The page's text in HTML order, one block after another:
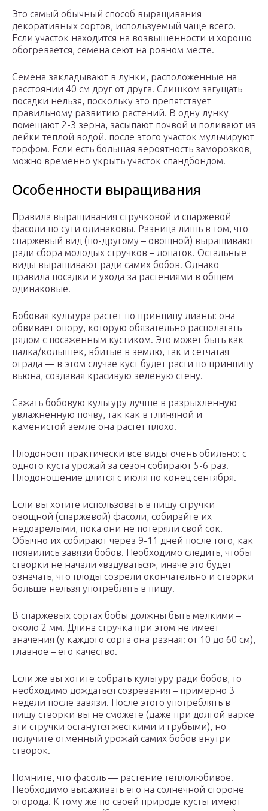
Это самый обычный способ выращивания
декоративных сортов, используемый чаще всего.
Если участок находится на возвышенности и хорошо
обогревается, семена сеют на ровном месте.
Семена закладывают в лунки, расположенные на
расстоянии 40 см друг от друга. Слишком загущать
посадки нельзя, поскольку это препятствует
правильному развитию растений. В одну лунку
помещают 2-3 зерна, засыпают почвой и поливают из
лейки теплой водой. после этого участок мульчируют
торфом. Если есть большая вероятность заморозков,
можно временно укрыть участок спандбондом.
Особенности выращивания
Правила выращивания стручковой и спаржевой
фасоли по сути одинаковы. Разница лишь в том, что
спаржевый вид (по-другому – овощной) выращивают
ради сбора молодых стручков – лопаток. Остальные
виды выращивают ради самих бобов. Однако
правила посадки и ухода за растениями в общем
одинаковые.
Бобовая культура растет по принципу лианы: она
обвивает опору, которую обязательно располагать
рядом с посаженным кустиком. Это может быть как
палка/колышек, вбитые в землю, так и сетчатая
ограда — в этом случае куст будет расти по принципу
вьюна, создавая красивую зеленую стену.
Сажать бобовую культуру лучше в разрыхленную
увлажненную почву, так как в глиняной и
каменистой земле она растет плохо.
Плодоносят практически все виды очень обильно: с
одного куста урожай за сезон собирают 5-6 раз.
Плодоношение длится с июля по конец сентября.
Если вы хотите использовать в пищу стручки
овощной (спаржевой) фасоли, собирайте их
недозрелыми, пока они не потеряли свой сок.
Обычно их собирают через 9-11 дней после того, как
появились завязи бобов. Необходимо следить, чтобы
створки не начали «вздуваться», иначе это будет
означать, что плоды созрели окончательно и створки
больше нельзя употреблять в пищу.
В спаржевых сортах бобы должны быть мелкими –
около 2 мм. Длина стручка при этом не имеет
значения (у каждого сорта она разная: от 10 до 60 см),
главное – его качество.
Если же вы хотите собрать культуру ради бобов, то
необходимо дождаться созревания – примерно 3
недели после завязи. После этого употреблять в
пищу створки вы не сможете (даже при долгой варке
эти стручки останутся жесткими и грубыми), но
получите отменный урожай самих бобов внутри
створок.
Помните, что фасоль — растение теплолюбивое.
Необходимо высаживать его на солнечной стороне
огорода. К тому же по своей природе кусты имеют